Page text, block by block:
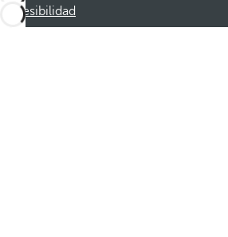
Accesibilidad